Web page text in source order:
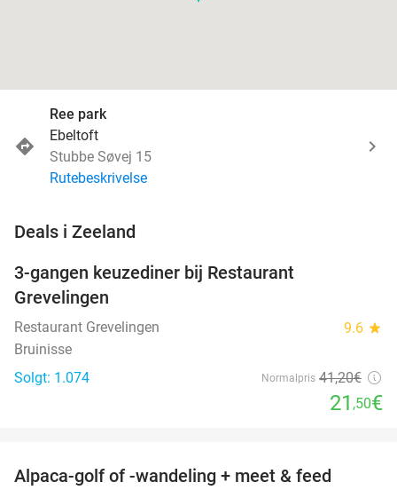
Ree park
Ebeltoft
Stubbe Søvej 15
Rutebeskrivelse
Deals i Zeeland
3-gangen keuzediner bij Restaurant
Grevelingen
Restaurant Grevelingen 9.6 star
Bruinisse
Solgt: 1.074
Normalpris 41,20€
21 ,50€
Alpaca-golf of -wandeling + meet & feed